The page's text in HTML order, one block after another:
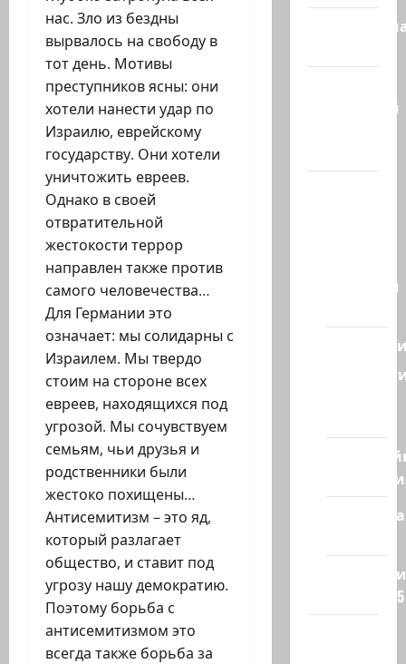
нас. Зло из бездны
вырвалось на свободу в
тот день. Мотивы
преступников ясны: они
хотели нанести удар по
Израилю, еврейскому
государству. Они хотели
уничтожить евреев.
Однако в своей
отвратительной
жестокости террор
направлен также против
самого человечества…
Для Германии это
означает: мы солидарны с
Израилем. Мы твердо
стоим на стороне всех
евреев, находящихся под
угрозой. Мы сочувствуем
семьям, чьи друзья и
родственники были
жестоко похищены…
Антисемитизм – это яд,
который разлагает
общество, и ставит под
угрозу нашу демократию.
Поэтому борьба с
антисемитизмом это
всегда также борьба за
Котлярский
Ближний
Полемика
сайта 2025